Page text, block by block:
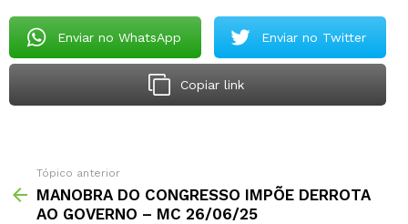
Enviar no WhatsApp Enviar no Twitter
Copiar link
Tópico anterior
MANOBRA DO CONGRESSO IMPÕE DERROTA
AO GOVERNO – MC 26/06/25